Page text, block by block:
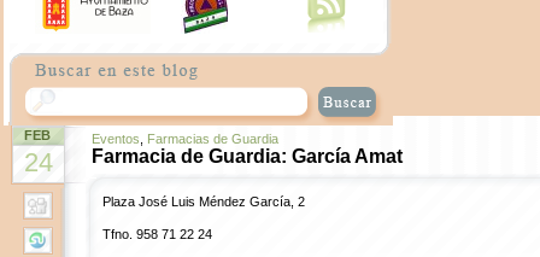
FEB
24
Eventos Farmacias de Guardia
Farmacia de Guardia: García Amat
Plaza José Luis Méndez García, 2
Tfno. 958 71 22 24